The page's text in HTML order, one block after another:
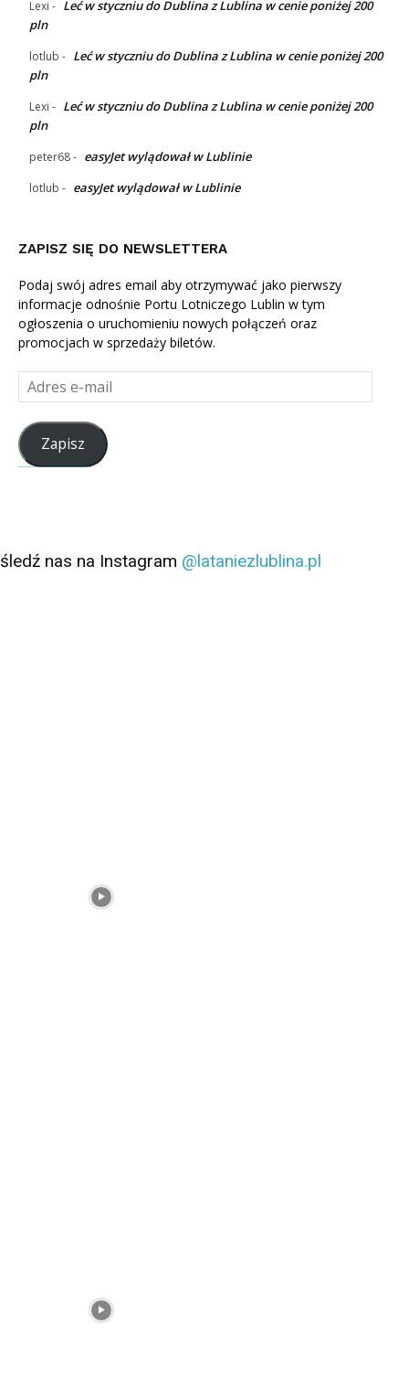
Lexi - Leć w styczniu do Dublina z Lublina w cenie poniżej 200
pln
lotlub - Leć w styczniu do Dublina z Lublina w cenie poniżej 200
pln
Lexi - Leć w styczniu do Dublina z Lublina w cenie poniżej 200
pln
peter68- easyJet wylądował w Lublinie
lotlub - easyJet wylądował w Lublinie
ZAPISZ SIĘ DO NEWSLETTERA
Podaj swój adres email aby otrzymywać jako pierwszy
informacje odnośnie Portu Lotniczego Lublin w tym
ogłoszenia o uruchomieniu nowych połączeń oraz
promocjach w sprzedaży biletów.
Adres
e-
mail
Zapisz
śledź nas na Instagram @lataniezlublina.pl